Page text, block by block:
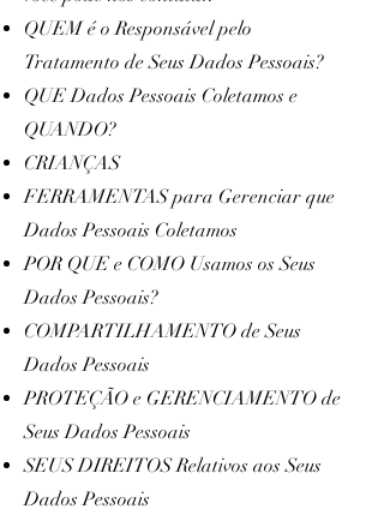
QUEM é o Responsável pelo
Tratamento de Seus Dados Pessoais?
QUE Dados Pessoais Coletamos e
QUANDO?
CRIANÇAS
FERRAMENTAS para Gerenciar que
Dados Pessoais Coletamos
POR QUE e COMO Usamos os Seus
Dados Pessoais?
COMPARTILHAMENTO de Seus
Dados Pessoais
PROTEÇÃO e GERENCIAMENTO de
Seus Dados Pessoais
SEUS DIREITOS Relativos aos Seus
Dados Pessoais